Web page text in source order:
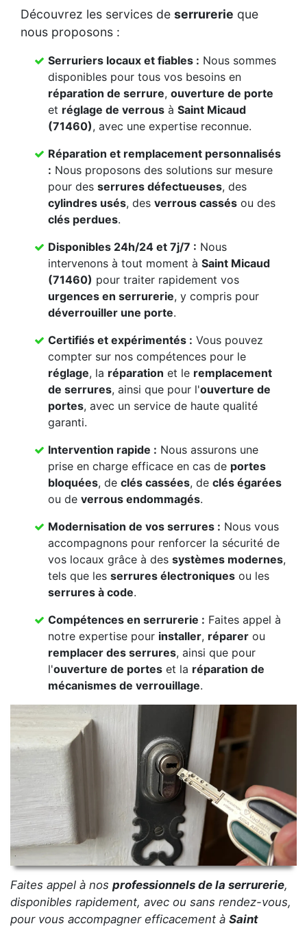
Découvrez les services de serrurerie que
nous proposons :
Serruriers locaux et fiables : Nous sommes
disponibles pour tous vos besoins en
réparation de serrure, ouverture de porte
et réglage de verrous à Saint Micaud
(71460), avec une expertise reconnue.
Réparation et remplacement personnalisés
: Nous proposons des solutions sur mesure
pour des serrures défectueuses, des
cylindres usés, des verrous cassés ou des
clés perdues.
Disponibles 24h/24 et 7j/7 : Nous
intervenons à tout moment à Saint Micaud
(71460) pour traiter rapidement vos
urgences en serrurerie, y compris pour
déverrouiller une porte.
Certifiés et expérimentés : Vous pouvez
compter sur nos compétences pour le
réglage, la réparation et le remplacement
de serrures, ainsi que pour l'ouverture de
portes, avec un service de haute qualité
garanti.
Intervention rapide : Nous assurons une
prise en charge efficace en cas de portes
bloquées, de clés cassées, de clés égarées
ou de verrous endommagés.
Modernisation de vos serrures : Nous vous
accompagnons pour renforcer la sécurité de
vos locaux grâce à des systèmes modernes,
tels que les serrures électroniques ou les
serrures à code.
Compétences en serrurerie : Faites appel à
notre expertise pour installer, réparer ou
remplacer des serrures, ainsi que pour
l'ouverture de portes et la réparation de
mécanismes de verrouillage.
Faites appel à nos professionnels de la serrurerie,
disponibles rapidement, avec ou sans rendez-vous,
pour vous accompagner efficacement à Saint